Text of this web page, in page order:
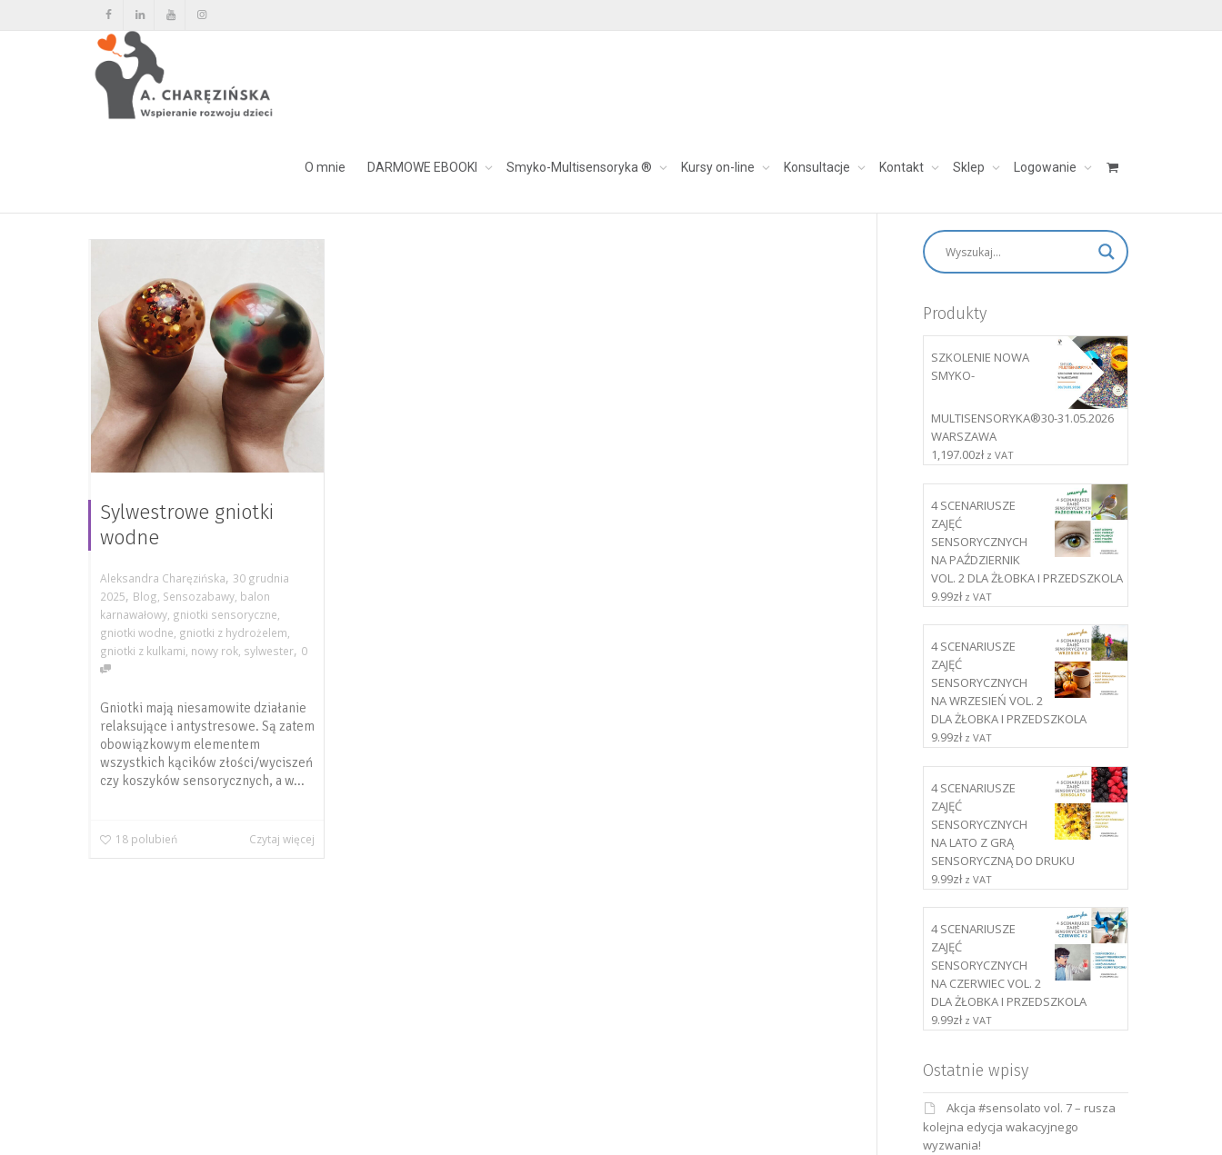
O mnie DARMOWE EBOOKI Smyko-Multisensoryka ® Kursy on-line Konsultacje Kontakt Sklep Logowanie
skontaktuj się: aleksandra@charezinska.pl
Sylwestrowe gniotki
wodne
Aleksandra Charęzińska, 30 grudnia
2025, Blog, Sensozabawy, balon
karnawałowy, gniotki sensoryczne,
gniotki wodne, gniotki z hydrożelem,
gniotki z kulkami, nowy rok, sylwester, 0
Gniotki mają niesamowite działanie
relaksujące i antystresowe. Są zatem
obowiązkowym elementem
wszystkich kącików złości/wyciszeń
czy koszyków sensorycznych, a w...
18 polubień Czytaj więcej
Produkty
SZKOLENIE NOWA
SMYKO-
MULTISENSORYKA®30-31.05.2026
WARSZAWA
1,197.00zł z VAT
4 SCENARIUSZE
ZAJĘĆ
SENSORYCZNYCH
NA PAŹDZIERNIK
VOL. 2 DLA ŻŁOBKA I PRZEDSZKOLA
9.99zł z VAT
4 SCENARIUSZE
ZAJĘĆ
SENSORYCZNYCH
NA WRZESIEŃ VOL. 2
DLA ŻŁOBKA I PRZEDSZKOLA
9.99zł z VAT
4 SCENARIUSZE
ZAJĘĆ
SENSORYCZNYCH
NA LATO Z GRĄ
SENSORYCZNĄ DO DRUKU
9.99zł z VAT
4 SCENARIUSZE
ZAJĘĆ
SENSORYCZNYCH
NA CZERWIEC VOL. 2
DLA ŻŁOBKA I PRZEDSZKOLA
9.99zł z VAT
Ostatnie wpisy
Akcja #sensolato vol. 7 – rusza
kolejna edycja wakacyjnego
wyzwania!